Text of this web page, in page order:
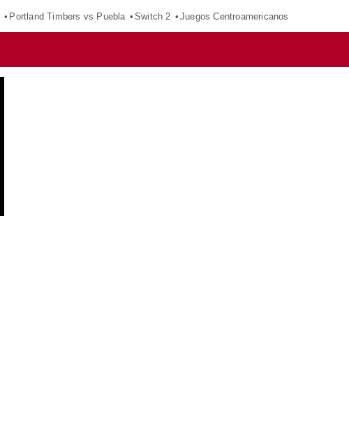
Portland Timbers vs Puebla Switch 2 Juegos Centroamericanos